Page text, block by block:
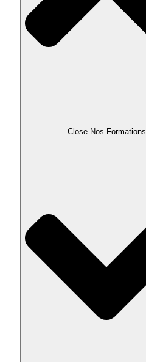
Close Nos Formations